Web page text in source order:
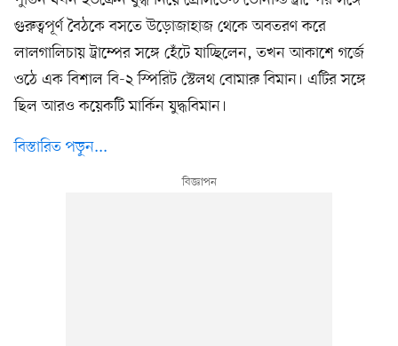
গুরুত্বপূর্ণ বৈঠকে বসতে উড়োজাহাজ থেকে অবতরণ করে
লালগালিচায় ট্রাম্পের সঙ্গে হেঁটে যাচ্ছিলেন, তখন আকাশে গর্জে
ওঠে এক বিশাল বি-২ স্পিরিট স্টেলথ বোমারু বিমান। এটির সঙ্গে
ছিল আরও কয়েকটি মার্কিন যুদ্ধবিমান।
বিস্তারিত পড়ুন...